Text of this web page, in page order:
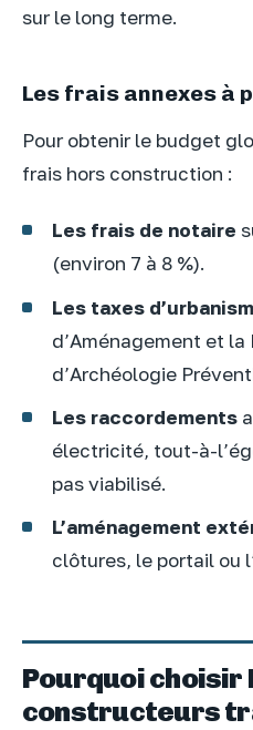
sur le long terme.
Les frais annexes à
Pour obtenir le budget
frais hors construction :
Les frais de notaire
(environ 7 à 8 %).
Les taxes
d’Aménagement et la
d’Archéologie
Les raccordements
électricité, tout-à-
pas viabilisé.
L’aménagement
clôtures, le portail ou
Pourquoi
constructeurs